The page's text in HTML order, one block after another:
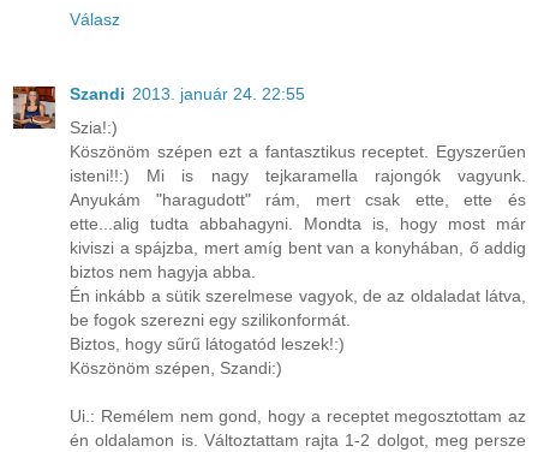
Válasz
Szandi 2013. január 24. 22:55
Szia!:)
Köszönöm szépen ezt a fantasztikus receptet. Egyszerűen
isteni!!:) Mi is nagy tejkaramella rajongók vagyunk.
Anyukám "haragudott" rám, mert csak ette, ette és
ette...alig tudta abbahagyni. Mondta is, hogy most már
kiviszi a spájzba, mert amíg bent van a konyhában, ő addig
biztos nem hagyja abba.
Én inkább a sütik szerelmese vagyok, de az oldaladat látva,
be fogok szerezni egy szilikonformát.
Biztos, hogy sűrű látogatód leszek!:)
Köszönöm szépen, Szandi:)
Ui.: Remélem nem gond, hogy a receptet megosztottam az
én oldalamon is. Változtattam rajta 1-2 dolgot, meg persze